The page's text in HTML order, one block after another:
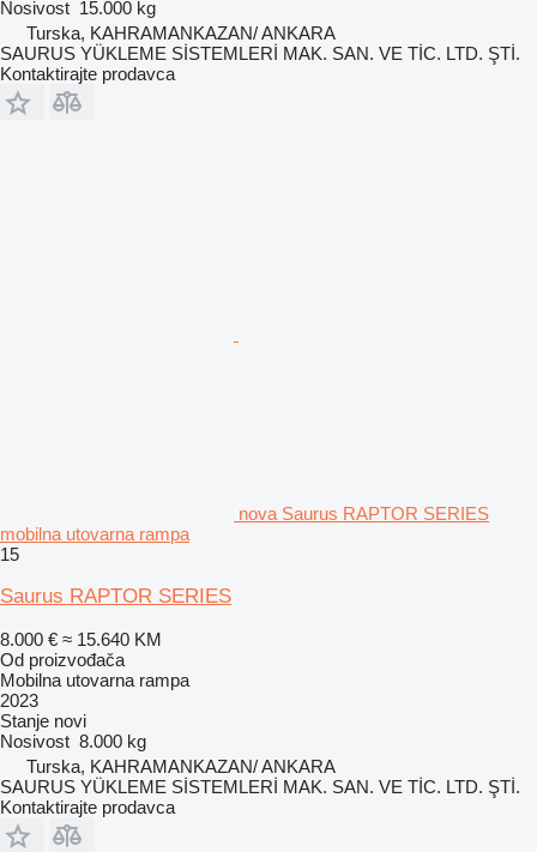
Nosivost 15.000 kg
Turska, KAHRAMANKAZAN/ ANKARA
SAURUS YÜKLEME SİSTEMLERİ MAK. SAN. VE TİC. LTD. ŞTİ.
Kontaktirajte prodavca
nova Saurus RAPTOR SERIES
mobilna utovarna rampa
15
Saurus RAPTOR SERIES
8.000 € ≈ 15.640 KM
Od proizvođača
Mobilna utovarna rampa
2023
Stanje novi
Nosivost 8.000 kg
Turska, KAHRAMANKAZAN/ ANKARA
SAURUS YÜKLEME SİSTEMLERİ MAK. SAN. VE TİC. LTD. ŞTİ.
Kontaktirajte prodavca